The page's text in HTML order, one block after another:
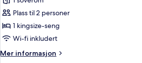
1
kingsize-
seng
Plass til 2 personer
1 kingsize-seng
Wi-fi inkludert
Mer informasjon
Mer